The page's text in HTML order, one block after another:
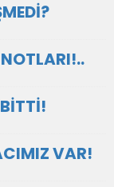
VAR!